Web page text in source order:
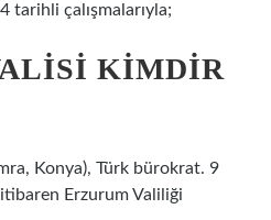
tarihli çalışmalarıyla;
KIMDIR
Konya), Türk bürokrat. 9
Erzurum Valiliği